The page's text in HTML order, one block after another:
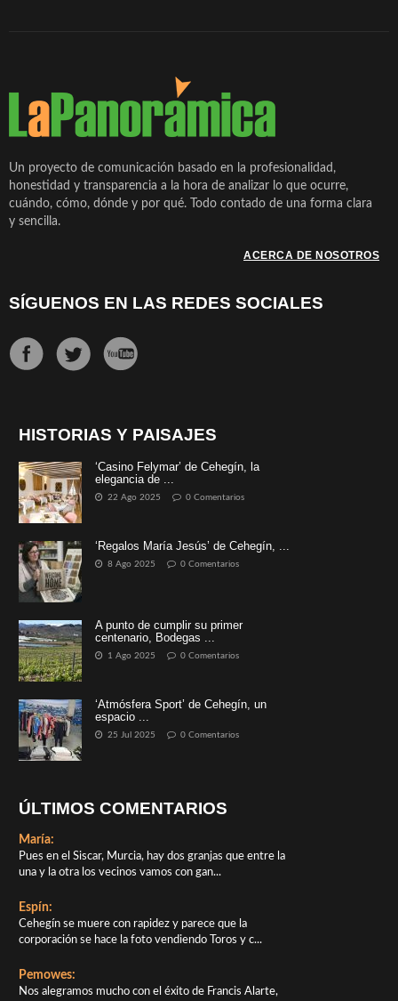
Un proyecto de comunicación basado en la profesionalidad,
honestidad y transparencia a la hora de analizar lo que ocurre,
cuándo, cómo, dónde y por qué. Todo contado de una forma clara
y sencilla.
ACERCA DE NOSOTROS
SÍGUENOS EN LAS REDES SOCIALES
HISTORIAS Y PAISAJES
‘Casino Felymar’ de Cehegín, la
elegancia de ...
22 Ago 2025 0 Comentarios
‘Regalos María Jesús’ de Cehegín, ...
8 Ago 2025 0 Comentarios
A punto de cumplir su primer
centenario, Bodegas ...
1 Ago 2025 0 Comentarios
‘Atmósfera Sport’ de Cehegín, un
espacio ...
25 Jul 2025 0 Comentarios
ÚLTIMOS COMENTARIOS
María:
Pues en el Siscar, Murcia, hay dos granjas que entre la
una y la otra los vecinos vamos con gan...
Espín:
Cehegín se muere con rapidez y parece que la
corporación se hace la foto vendiendo Toros y c...
Pemowes:
Nos alegramos mucho con el éxito de Francis Alarte,